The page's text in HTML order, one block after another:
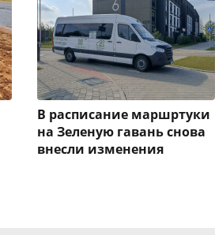
В расписание маршртуки
на Зеленую гавань снова
внесли изменения